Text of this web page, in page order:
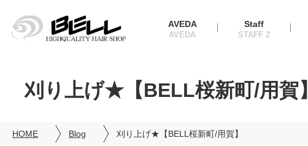
AVEDA Staff
刈り上げ★【BELL桜新町/用賀】
HOME Blog 刈り上げ★【BELL桜新町/用賀】